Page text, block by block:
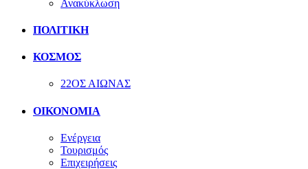
Ανακύκλωση
ΠΟΛΙΤΙΚΗ
ΚΟΣΜΟΣ
22ΟΣ ΑΙΩΝΑΣ
ΟΙΚΟΝΟΜΙΑ
Ενέργεια
Τουρισμός
Επιχειρήσεις